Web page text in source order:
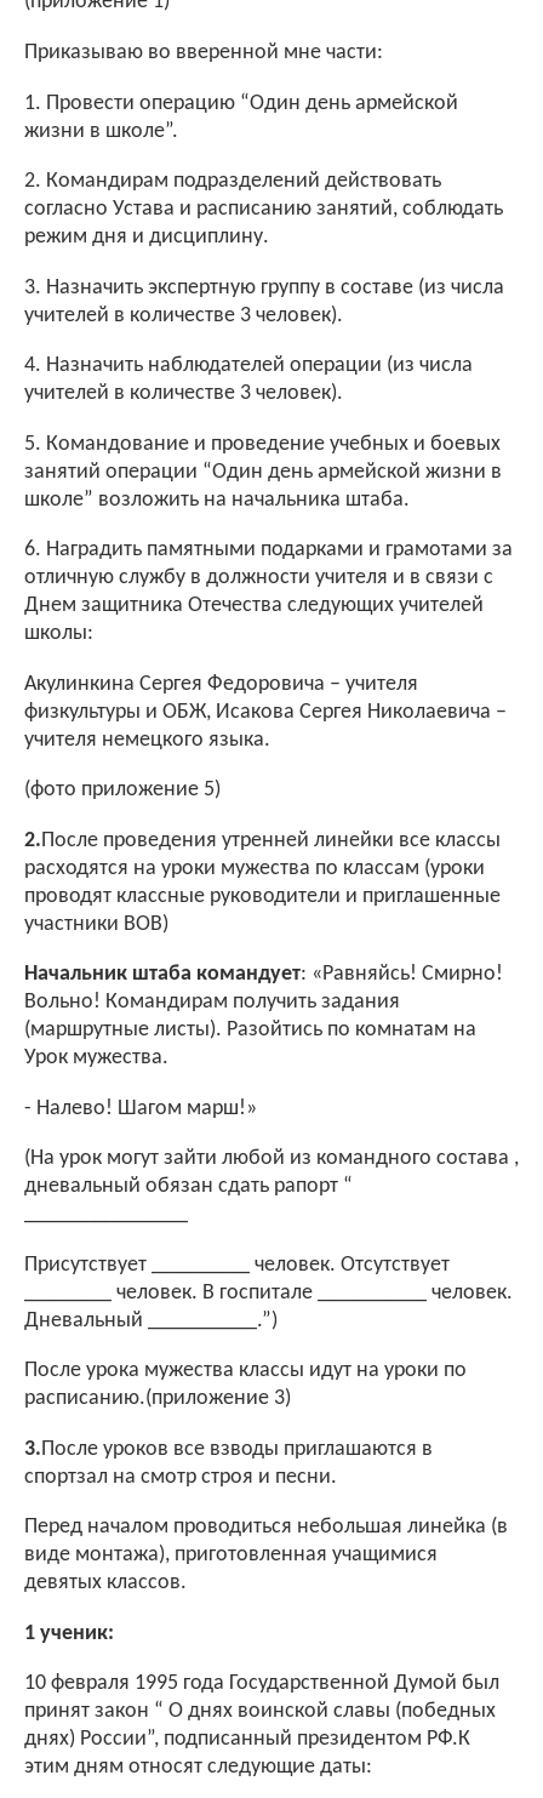
Приказываю во вверенной мне части:
1. Провести операцию “Один день армейской
жизни в школе”.
2. Командирам подразделений действовать
согласно Устава и расписанию занятий, соблюдать
режим дня и дисциплину.
3. Назначить экспертную группу в составе (из числа
учителей в количестве 3 человек).
4. Назначить наблюдателей операции (из числа
учителей в количестве 3 человек).
5. Командование и проведение учебных и боевых
занятий операции “Один день армейской жизни в
школе” возложить на начальника штаба.
6. Наградить памятными подарками и грамотами за
отличную службу в должности учителя и в связи с
Днем защитника Отечества следующих учителей
школы:
Акулинкина Сергея Федоровича – учителя
физкультуры и ОБЖ, Исакова Сергея Николаевича –
учителя немецкого языка.
(фото приложение 5)
2. После проведения утренней линейки все классы
расходятся на уроки мужества по классам (уроки
проводят классные руководители и приглашенные
участники ВОВ)
Начальник штаба командует: «Равняйсь! Смирно!
Вольно! Командирам получить задания
(маршрутные листы). Разойтись по комнатам на
Урок мужества.
- Налево! Шагом марш!»
(На урок могут зайти любой из командного состава ,
дневальный обязан сдать рапорт “
Присутствует _________ человек. Отсутствует
________ человек. В госпитале __________ человек.
Дневальный __________.”)
После урока мужества классы идут на уроки по
расписанию.(приложение 3)
3. После уроков все взводы приглашаются в
спортзал на смотр строя и песни.
Перед началом проводиться небольшая линейка (в
виде монтажа), приготовленная учащимися
девятых классов.
1 ученик:
10 февраля 1995 года Государственной Думой был
принят закон “ О днях воинской славы (победных
днях) России”, подписанный президентом РФ.К
этим дням относят следующие даты: